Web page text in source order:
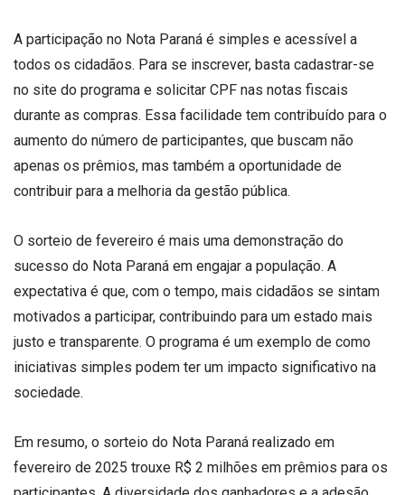
A participação no Nota Paraná é simples e acessível a
todos os cidadãos. Para se inscrever, basta cadastrar-se
no site do programa e solicitar CPF nas notas fiscais
durante as compras. Essa facilidade tem contribuído para o
aumento do número de participantes, que buscam não
apenas os prêmios, mas também a oportunidade de
contribuir para a melhoria da gestão pública.
O sorteio de fevereiro é mais uma demonstração do
sucesso do Nota Paraná em engajar a população. A
expectativa é que, com o tempo, mais cidadãos se sintam
motivados a participar, contribuindo para um estado mais
justo e transparente. O programa é um exemplo de como
iniciativas simples podem ter um impacto significativo na
sociedade.
Em resumo, o sorteio do Nota Paraná realizado em
fevereiro de 2025 trouxe R$ 2 milhões em prêmios para os